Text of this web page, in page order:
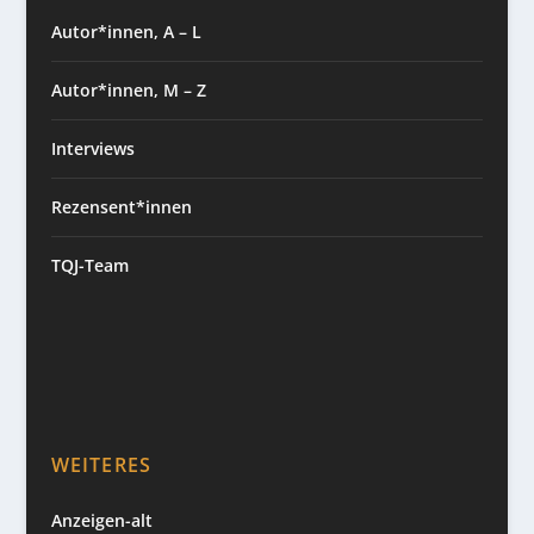
Autor*innen, A – L
Autor*innen, M – Z
Interviews
Rezensent*innen
TQJ-Team
WEITERES
Anzeigen-alt